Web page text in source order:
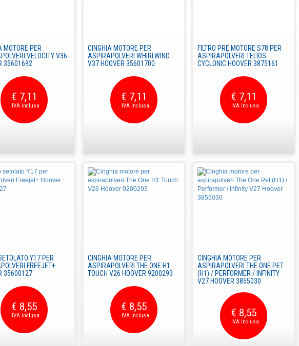
MOTORE PER
VELOCITY V36
35601692
€ 7,11
CINGHIA MOTORE PER
ASPIRAPOLVERI WHIRLWIND
V37 HOOVER 35601700
€ 7,11
FILTRO PRE MOTORE S78 PER
ASPIRAPOLVERI TELIOS
CYCLONIC HOOVER 3875161
€ 7,11
Y17 PER
FREEJET+
35600127
€ 8,55
CINGHIA MOTORE PER
ASPIRAPOLVERI THE ONE H1
TOUCH V26 HOOVER 9200293
€ 8,55
CINGHIA MOTORE PER
ASPIRAPOLVERI THE ONE PET
(H1) / PERFORMER / INFINITY
V27 HOOVER 3855030
€ 8,55